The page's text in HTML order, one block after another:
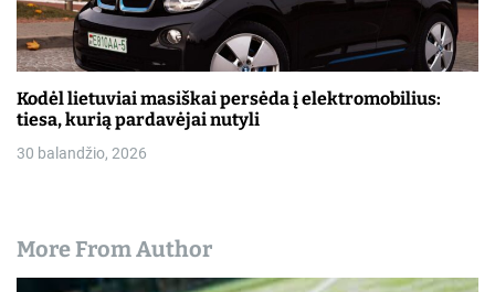
Kodėl lietuviai masiškai persėda į elektromobilius:
tiesa, kurią pardavėjai nutyli
30 balandžio, 2026
More From Author